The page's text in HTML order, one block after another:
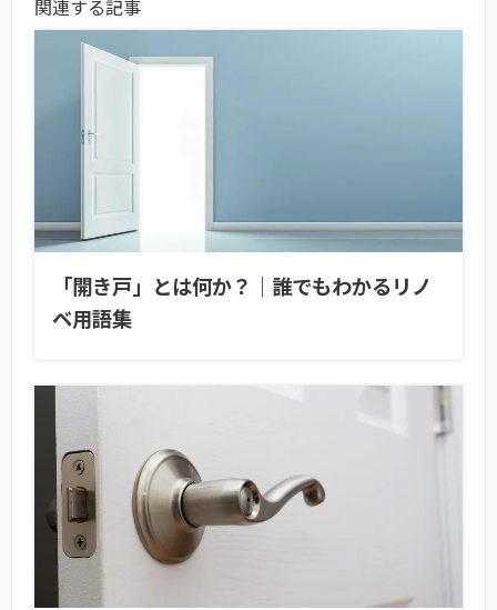
関連する記事
「開き戸」とは何か？｜誰でもわかるリノ
ベ用語集